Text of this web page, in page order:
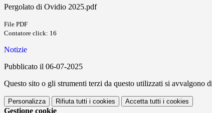
Pergolato di Ovidio 2025.pdf
File PDF
Contatore click: 16
Notizie
Pubblicato il 06-07-2025
Questo sito o gli strumenti terzi da questo utilizzati si avvalgono
Personalizza Rifiuta tutti i cookies Accetta tutti i cookies
Gestione cookie